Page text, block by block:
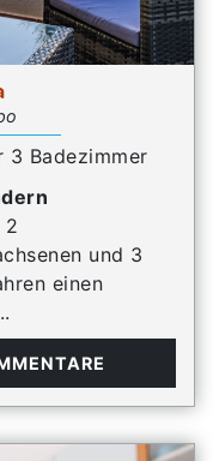
3 Badezimmer
2
und 3
einen